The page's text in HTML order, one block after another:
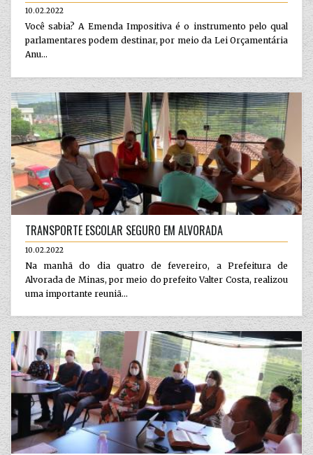
10.02.2022
Você sabia? A Emenda Impositiva é o instrumento pelo qual
parlamentares podem destinar, por meio da Lei Orçamentária
Anu...
TRANSPORTE ESCOLAR SEGURO EM ALVORADA
10.02.2022
Na manhã do dia quatro de fevereiro, a Prefeitura de
Alvorada de Minas, por meio do prefeito Valter Costa, realizou
uma importante reuniã...